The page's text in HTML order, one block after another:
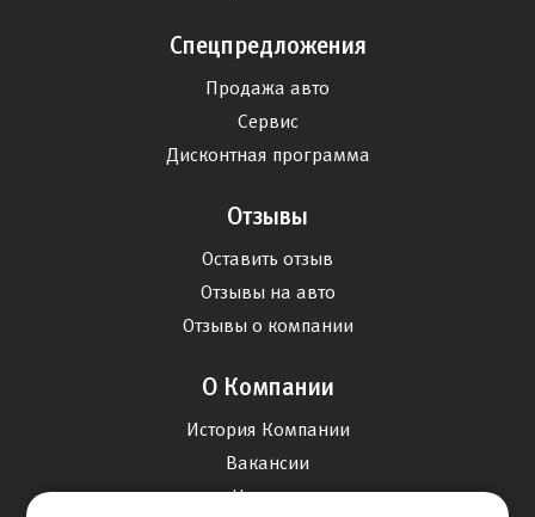
Спецпредложения
Продажа авто
Сервис
Дисконтная программа
Отзывы
Оставить отзыв
Отзывы на авто
Отзывы о компании
О Компании
История Компании
Вакансии
Новости